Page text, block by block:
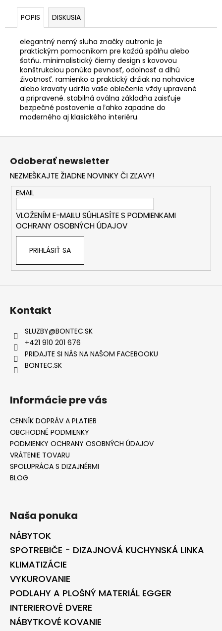
POPIS DISKUSIA
elegantný nemý sluha značky autronic je
praktickým pomocníkom pre každú spálňu alebo
šatňu. minimalistický čierny design s kovovou
konštrukciou ponúka pevnosť, odolnosť a dlhú
životnosť. ramienko a praktický držiak na nohavice
alebo kravaty udržia vaše oblečenie vždy upravené
a pripravené. stabilná oválna základňa zaisťuje
bezpečné postavenie a ľahko zapadne do
moderného aj klasického interiéru.
Z
Odoberať newsletter
NEZMEŠKAJTE ŽIADNE NOVINKY ČI ZĽAVY!
EMAIL
VLOŽENÍM E-MAILU SÚHLASÍTE S PODMIENKAMI
OCHRANY OSOBNÝCH ÚDAJOV
PRIHLÁSIŤ SA
Kontakt
SLUZBY@BONTEC.SK
+421 910 201 676
PRIDAJTE SI NÁS NA NAŠOM FACEBOOKU
BONTEC.SK
Informácie pre vás
CENNÍK DOPRÁV A PLATIEB
OBCHODNÉ PODMIENKY
PODMIENKY OCHRANY OSOBNÝCH ÚDAJOV
VRÁTENIE TOVARU
SPOLUPRÁCA S DIZAJNÉRMI
BLOG
Naša ponuka
NÁBYTOK
SPOTREBIČE - DIZAJNOVÁ KUCHYNSKÁ LINKA
KLIMATIZÁCIE
VYKUROVANIE
PODLAHY A PLOŠNÝ MATERIÁL EGGER
INTERIEROVÉ DVERE
NÁBYTKOVÉ KOVANIE